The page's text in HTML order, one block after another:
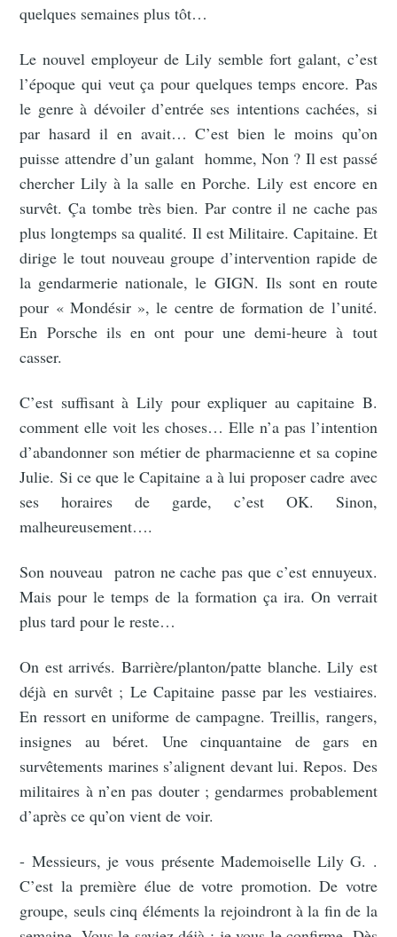
quelques semaines plus tôt…
Le nouvel employeur de Lily semble fort galant, c’est
l’époque qui veut ça pour quelques temps encore. Pas
le genre à dévoiler d’entrée ses intentions cachées, si
par hasard il en avait… C’est bien le moins qu’on
puisse attendre d’un galant homme, Non ? Il est passé
chercher Lily à la salle en Porche. Lily est encore en
survêt. Ça tombe très bien. Par contre il ne cache pas
plus longtemps sa qualité. Il est Militaire. Capitaine. Et
dirige le tout nouveau groupe d’intervention rapide de
la gendarmerie nationale, le GIGN. Ils sont en route
pour « Mondésir », le centre de formation de l’unité.
En Porsche ils en ont pour une demi-heure à tout
casser.
C’est suffisant à Lily pour expliquer au capitaine B.
comment elle voit les choses… Elle n’a pas l’intention
d’abandonner son métier de pharmacienne et sa copine
Julie. Si ce que le Capitaine a à lui proposer cadre avec
ses horaires de garde, c’est OK. Sinon,
malheureusement….
Son nouveau patron ne cache pas que c’est ennuyeux.
Mais pour le temps de la formation ça ira. On verrait
plus tard pour le reste…
On est arrivés. Barrière/planton/patte blanche. Lily est
déjà en survêt ; Le Capitaine passe par les vestiaires.
En ressort en uniforme de campagne. Treillis, rangers,
insignes au béret. Une cinquantaine de gars en
survêtements marines s’alignent devant lui. Repos. Des
militaires à n’en pas douter ; gendarmes probablement
d’après ce qu’on vient de voir.
- Messieurs, je vous présente Mademoiselle Lily G. .
C’est la première élue de votre promotion. De votre
groupe, seuls cinq éléments la rejoindront à la fin de la